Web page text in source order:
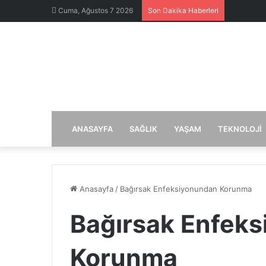
Cuma, Ağustos 7 2026 Son Dakika Haberleri
ANASAYFA SAĞLIK YAŞAM TEKNOLOJI
Anasayfa / Bağırsak Enfeksiyonundan Korunma
Bağırsak
Korunma